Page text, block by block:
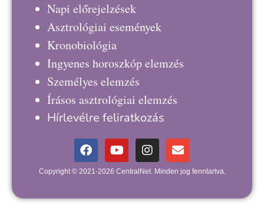
Napi előrejelzések
Asztrológiai események
Kronobiológia
Ingyenes horoszkóp elemzés
Személyes elemzés
Írásos asztrológiai elemzés
Hírlevélre feliratkozás
Copyright © 2021-2026 CentralNet. Minden jog fenntartva.